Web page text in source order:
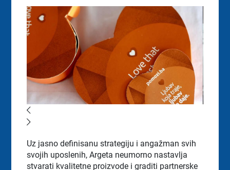
Uz jasno definisanu strategiju i angažman svih
svojih uposlenih, Argeta neumorno nastavlja
stvarati kvalitetne proizvode i graditi partnerske